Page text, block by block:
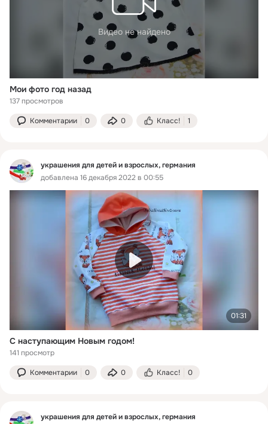
Видео не найдено
Мои фото год назад
137 просмотров
Комментарии 0 0 Класс! 1
украшения для детей и взрослых, германия
добавлена 16 декабря 2022 в 00:55
01:31
С наступающим Новым годом!
141 просмотр
Комментарии 0 0 Класс! 0
украшения для детей и взрослых, германия